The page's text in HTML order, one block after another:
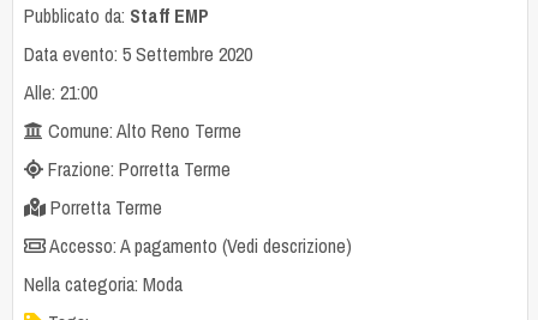
Pubblicato da: Staff EMP
Data evento: 5 Settembre 2020
Alle: 21:00
Comune: Alto Reno Terme
Frazione: Porretta Terme
Porretta Terme
Accesso: A pagamento (Vedi descrizione)
Nella categoria: Moda